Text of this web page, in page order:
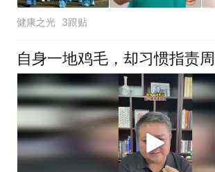
健康之光 3跟贴
自身一地鸡毛，却习惯指责